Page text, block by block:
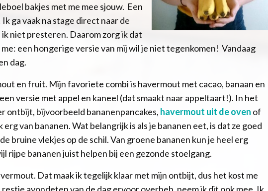
bakjes met me mee sjouw. Een
ga vaak na stage direct naar de
niet presteren. Daarom zorg ik dat
een hongerige versie van mij wil je niet tegenkomen! Vandaag
dag.
en fruit. Mijn favoriete combi is havermout met cacao, banaan en
versie met appel en kaneel (dat smaakt naar appeltaart!). In het
ontbijt, bijvoorbeeld bananenpancakes, havermout uit de oven of
erg van bananen. Wat belangrijk is als je bananen eet, is dat ze goed
bruine vlekjes op de schil. Van groene bananen kun je heel erg
rijpe bananen juist helpen bij een gezonde stoelgang.
Dat maak ik tegelijk klaar met mijn ontbijt, dus het kost me